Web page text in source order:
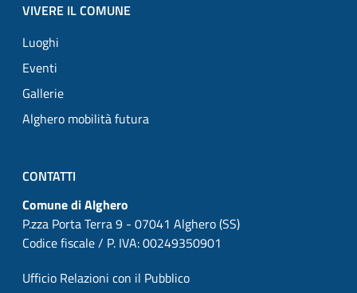
VIVERE IL COMUNE
Luoghi
Eventi
Gallerie
Alghero mobilità futura
CONTATTI
Comune di Alghero
P.zza Porta Terra 9 - 07041 Alghero (SS)
Codice fiscale / P. IVA: 00249350901
Ufficio Relazioni con il Pubblico